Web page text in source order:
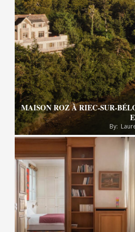
MAISON ROZ À RIEC-SUR-
By: